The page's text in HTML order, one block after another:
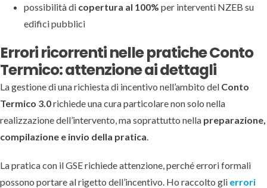
possibilità di copertura al 100% per interventi NZEB su
edifici pubblici
Errori ricorrenti nelle pratiche Conto
Termico: attenzione ai dettagli
La gestione di una richiesta di incentivo nell’ambito del Conto
Termico 3.0richiede una cura particolare non solo nella
realizzazione dell’intervento, ma soprattutto nella preparazione,
compilazione e invio della pratica.
La pratica con il GSE richiede attenzione, perché errori formali
possono portare al rigetto dell’incentivo. Ho raccolto glierrori